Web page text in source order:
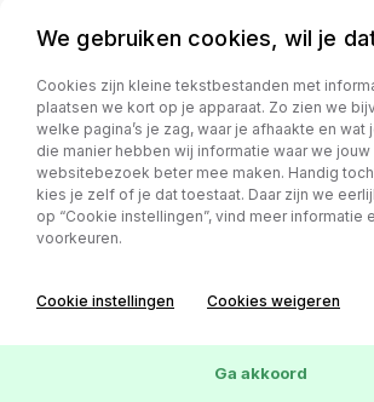
1.6 T-GDi 177PK Premium
We gebruiken cookies, wil je
Cookies zijn kleine tekstbestanden met
plaatsen we kort op je apparaat. Zo zien we
welke pagina’s je zag, waar je afhaakte en wat
die manier hebben wij informatie waar we jouw
websitebezoek beter mee maken. Handig
kies je zelf of je dat toestaat. Daar zijn we
op “Cookie instellingen”, vind meer informatie
voorkeuren.
Cookie instellingen Cookies weigeren
Ga akkoord